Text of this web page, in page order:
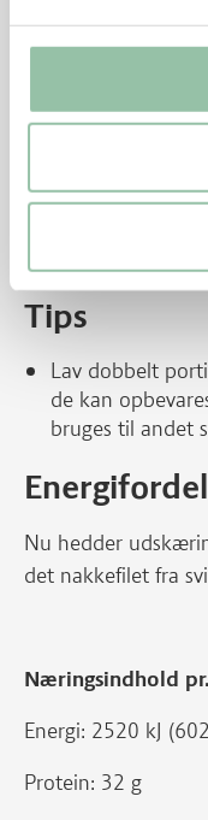
ingredienser til
Skyl salat og
Lun bollerne og
Tips
Lav dobbelt
de kan
bruges til andet
Nu hedder
det nakkefilet fra
Næringsindhold
Energi: 2520 kJ
Protein: 32 g